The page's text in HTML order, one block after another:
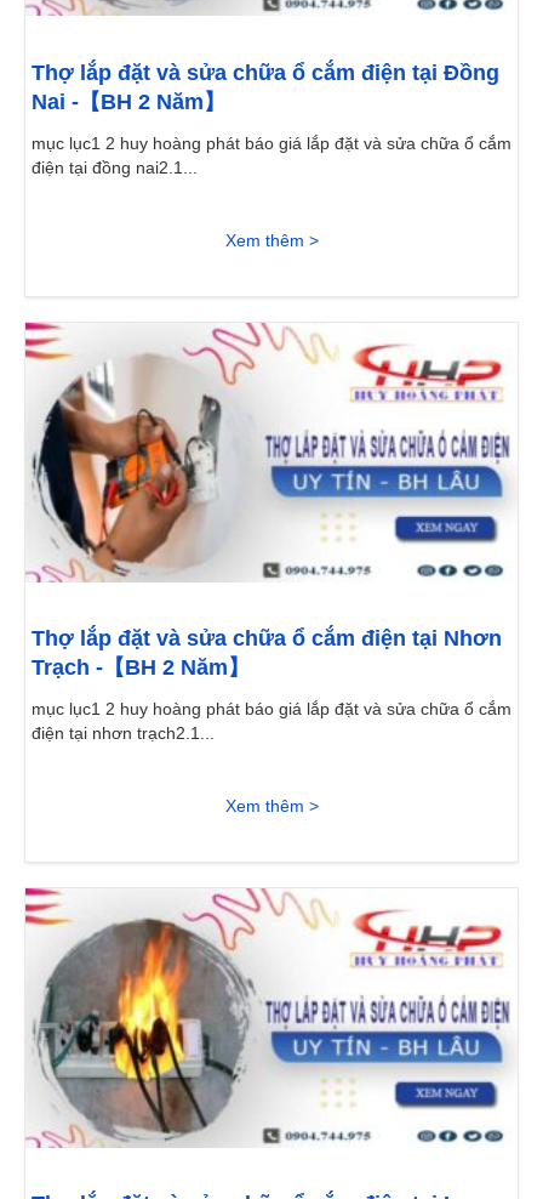
Thợ lắp đặt và sửa chữa ổ cắm điện tại Đồng
Nai -【BH 2 Năm】
mục lục1 2 huy hoàng phát báo giá lắp đặt và sửa chữa ổ cắm
điện tại đồng nai2.1...
Xem thêm >
Thợ lắp đặt và sửa chữa ổ cắm điện tại Nhơn
Trạch -【BH 2 Năm】
mục lục1 2 huy hoàng phát báo giá lắp đặt và sửa chữa ổ cắm
điện tại nhơn trạch2.1...
Xem thêm >